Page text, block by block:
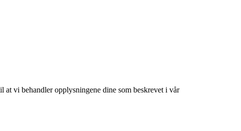
vi behandler opplysningene dine som beskrevet i vår